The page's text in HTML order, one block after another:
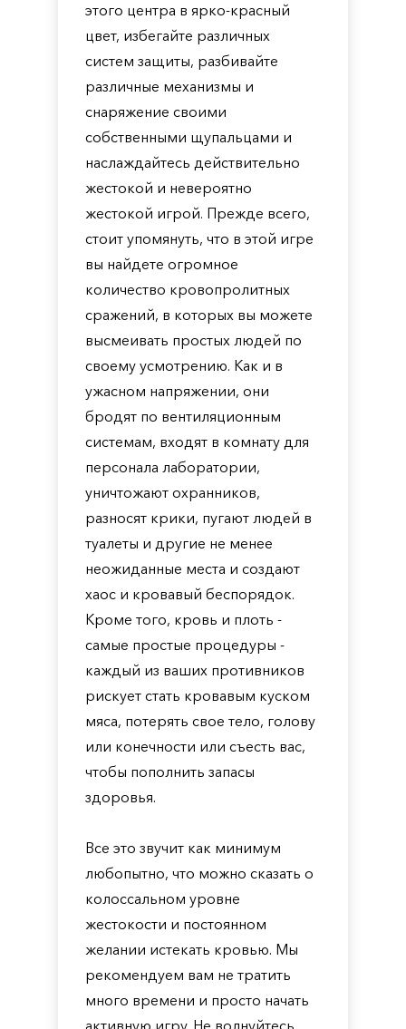
этого центра в ярко-красный
цвет, избегайте различных
систем защиты, разбивайте
различные механизмы и
снаряжение своими
собственными щупальцами и
наслаждайтесь действительно
жестокой и невероятно
жестокой игрой. Прежде всего,
стоит упомянуть, что в этой игре
вы найдете огромное
количество кровопролитных
сражений, в которых вы можете
высмеивать простых людей по
своему усмотрению. Как и в
ужасном напряжении, они
бродят по вентиляционным
системам, входят в комнату для
персонала лаборатории,
уничтожают охранников,
разносят крики, пугают людей в
туалеты и другие не менее
неожиданные места и создают
хаос и кровавый беспорядок.
Кроме того, кровь и плоть -
самые простые процедуры -
каждый из ваших противников
рискует стать кровавым куском
мяса, потерять свое тело, голову
или конечности или съесть вас,
чтобы пополнить запасы
здоровья.
Все это звучит как минимум
любопытно, что можно сказать о
колоссальном уровне
жестокости и постоянном
желании истекать кровью. Мы
рекомендуем вам не тратить
много времени и просто начать
активную игру. Не волнуйтесь,